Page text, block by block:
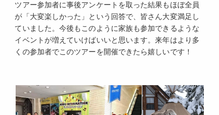
ツアー参加者に事後アンケートを取った結果もほぼ全員
が「大変楽しかった」という回答で、皆さん大変満足し
ていました。今後もこのように家族も参加できるような
イベントが増えていけばいいと思います。来年はより多
くの参加者でこのツアーを開催できたら嬉しいです！